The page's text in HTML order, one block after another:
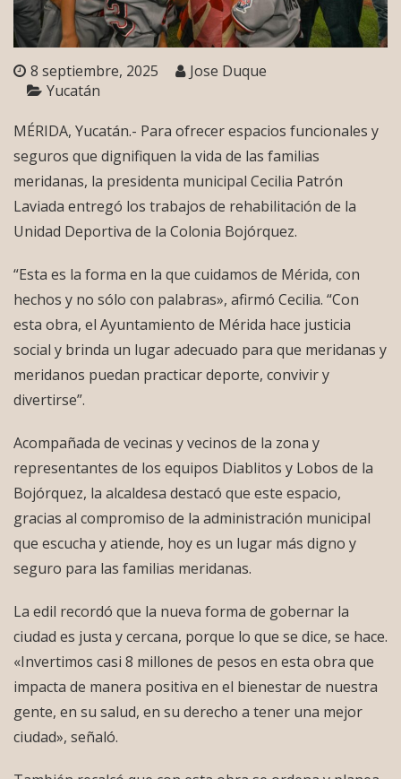
8 septiembre, 2025
Jose Duque
Yucatán
MÉRIDA, Yucatán.- Para ofrecer espacios funcionales y
seguros que dignifiquen la vida de las familias
meridanas, la presidenta municipal Cecilia Patrón
Laviada entregó los trabajos de rehabilitación de la
Unidad Deportiva de la Colonia Bojórquez.
“Esta es la forma en la que cuidamos de Mérida, con
hechos y no sólo con palabras», afirmó Cecilia. “Con
esta obra, el Ayuntamiento de Mérida hace justicia
social y brinda un lugar adecuado para que meridanas y
meridanos puedan practicar deporte, convivir y
divertirse”.
Acompañada de vecinas y vecinos de la zona y
representantes de los equipos Diablitos y Lobos de la
Bojórquez, la alcaldesa destacó que este espacio,
gracias al compromiso de la administración municipal
que escucha y atiende, hoy es un lugar más digno y
seguro para las familias meridanas.
La edil recordó que la nueva forma de gobernar la
ciudad es justa y cercana, porque lo que se dice, se hace.
«Invertimos casi 8 millones de pesos en esta obra que
impacta de manera positiva en el bienestar de nuestra
gente, en su salud, en su derecho a tener una mejor
ciudad», señaló.